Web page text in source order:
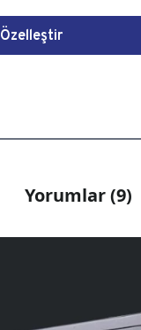
Özelleştir
Yorumlar (9)